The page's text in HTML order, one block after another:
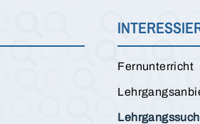
Fernunterricht